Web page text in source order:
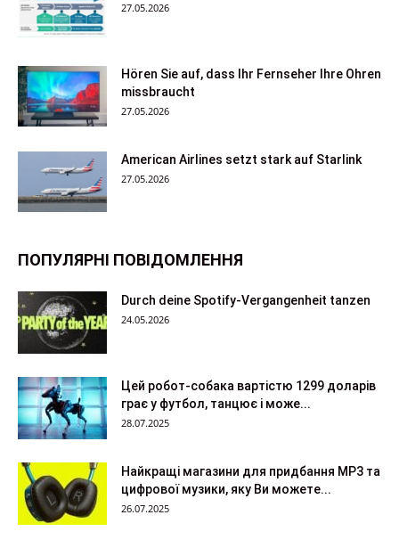
27.05.2026
Hören Sie auf, dass Ihr Fernseher Ihre Ohren
missbraucht
27.05.2026
American Airlines setzt stark auf Starlink
27.05.2026
ПОПУЛЯРНІ ПОВІДОМЛЕННЯ
Durch deine Spotify-Vergangenheit tanzen
24.05.2026
Цей робот-собака вартістю 1299 доларів
грає у футбол, танцює і може...
28.07.2025
Найкращі магазини для придбання MP3 та
цифрової музики, яку Ви можете...
26.07.2025